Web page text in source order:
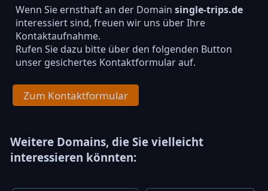
Wenn Sie ernsthaft an der Domain single-trips.de
interessiert sind, freuen wir uns über Ihre
Kontaktaufnahme.
Rufen Sie dazu bitte über den folgenden Button
unser gesichertes Kontaktformular auf.
Zum Kontaktformular
Weitere Domains, die Sie vielleicht
interessieren könnten: